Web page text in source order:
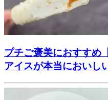
プチご褒美におすすめ
アイスが本当においし